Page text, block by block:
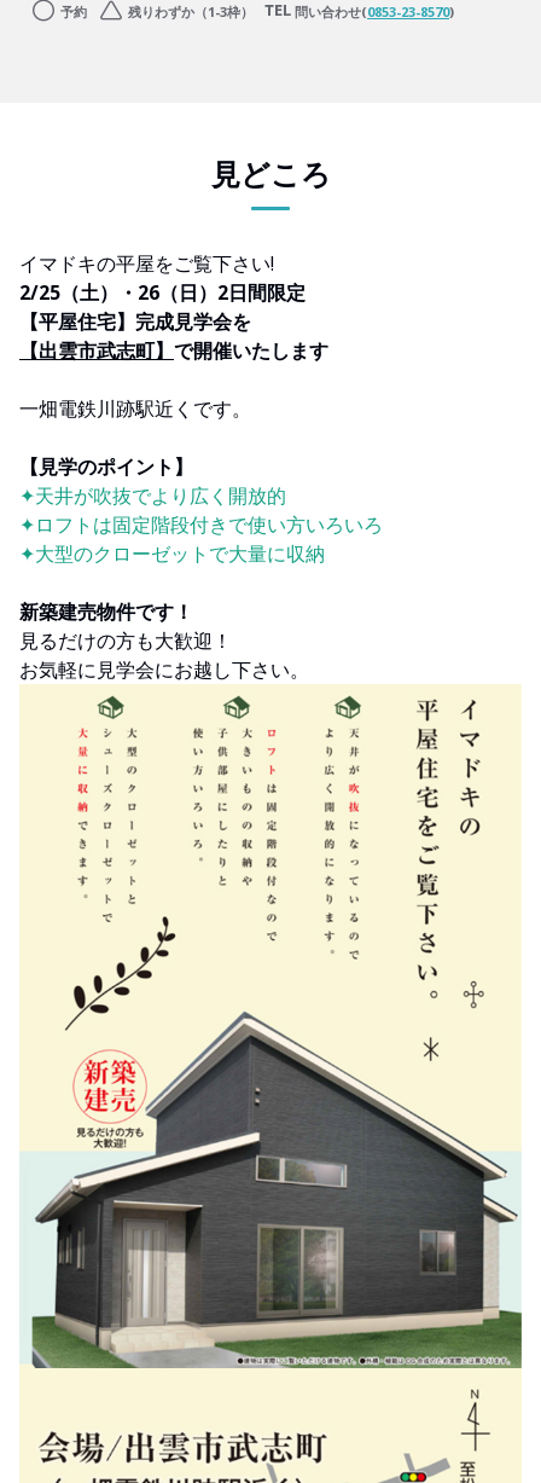
予約 残りわずか（1-3枠） 問い合わせ(0853-23-8570)
見どころ
イマドキの平屋をご覧下さい!
2/25（土）・26（日）2日間限定
【平屋住宅】完成見学会を
【出雲市武志町】 で開催いたします
一畑電鉄川跡駅近くです。
【見学のポイント】
✦天井が吹抜でより広く開放的
✦ロフトは固定階段付きで使い方いろいろ
✦大型のクローゼットで大量に収納
新築建売物件です！
見るだけの方も大歓迎！
お気軽に見学会にお越し下さい。